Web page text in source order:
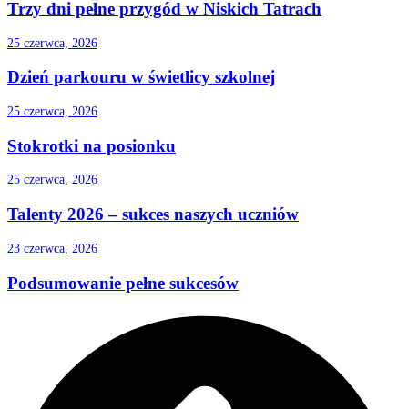
Trzy dni pełne przygód w Niskich Tatrach
25 czerwca, 2026
Dzień parkouru w świetlicy szkolnej
25 czerwca, 2026
Stokrotki na posionku
25 czerwca, 2026
Talenty 2026 – sukces naszych uczniów
23 czerwca, 2026
Podsumowanie pełne sukcesów